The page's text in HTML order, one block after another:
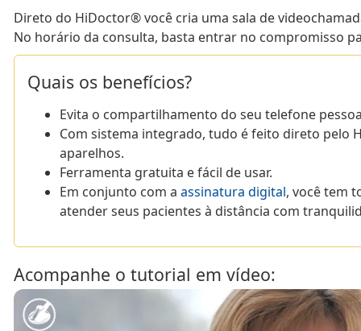
Direto do HiDoctor® você cria uma sala de
No horário da consulta, basta entrar no compromisso
Quais os benefícios?
Evita o compartilhamento do seu telefone
Com sistema integrado, tudo é feito direto pelo
aparelhos.
Ferramenta gratuita e fácil de usar.
Em conjunto com a assinatura digital, você tem
atender seus pacientes à distância com
Acompanhe o tutorial em vídeo: